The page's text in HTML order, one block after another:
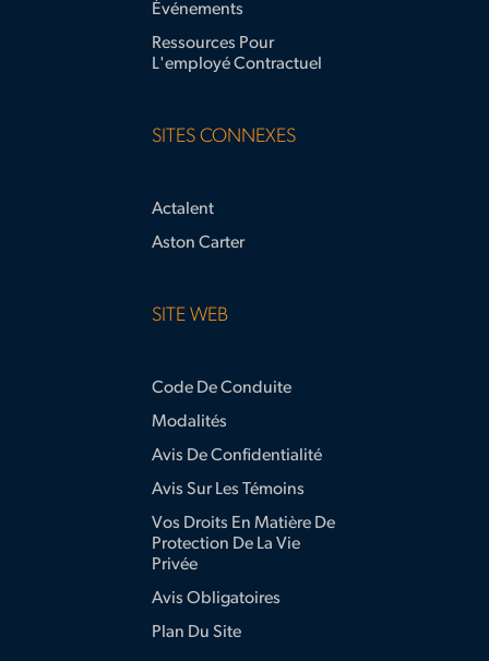
Événements
Ressources Pour
L'employé Contractuel
SITES CONNEXES
Actalent
Aston Carter
SITE WEB
Code De Conduite
Modalités
Avis De Confidentialité
Avis Sur Les Témoins
Vos Droits En Matière De
Protection De La Vie
Privée
Avis Obligatoires
Plan Du Site